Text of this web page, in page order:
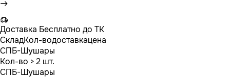
Доставка Бесплатно до ТК
СкладКол-водоставкацена
СПБ-Шушары
Кол-во > 2 шт.
СПБ-Шушары